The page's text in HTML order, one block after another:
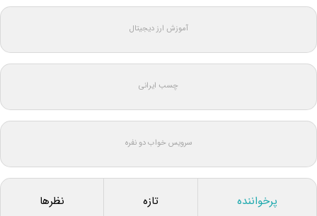
آموزش ارز دیجیتال
چسب ایرانی
سرویس خواب دو نفره
پرخواننده تازه نظرها